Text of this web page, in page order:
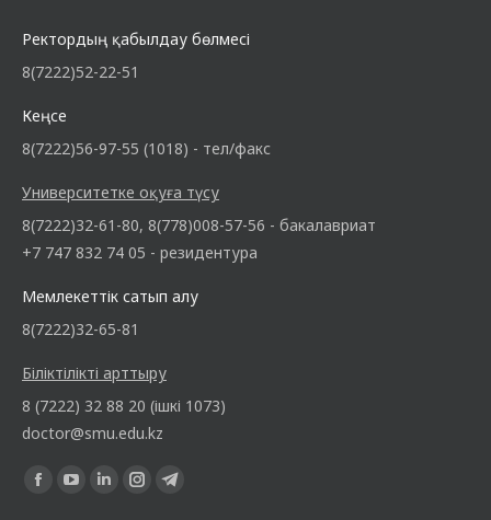
Ректордың қабылдау бөлмесі
8(7222)52-22-51
Кеңсе
8(7222)56-97-55 (1018) - тел/факс
Университетке оқуға түсу
8(7222)32-61-80, 8(778)008-57-56 - бакалавриат
+7 747 832 74 05 - резидентура
Мемлекеттік сатып алу
8(7222)32-65-81
Біліктілікті арттыру
8 (7222) 32 88 20 (ішкі 1073)
doctor@smu.edu.kz
Find us on: